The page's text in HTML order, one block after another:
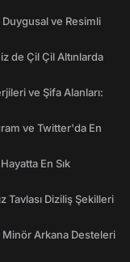
Duygusal ve Resimli
de Çil Çil Altınlarda
ve Şifa Alanları:
ve Twitter'da En
En Sık
Tavlası Diziliş Şekilleri
Minör Arkana Desteleri